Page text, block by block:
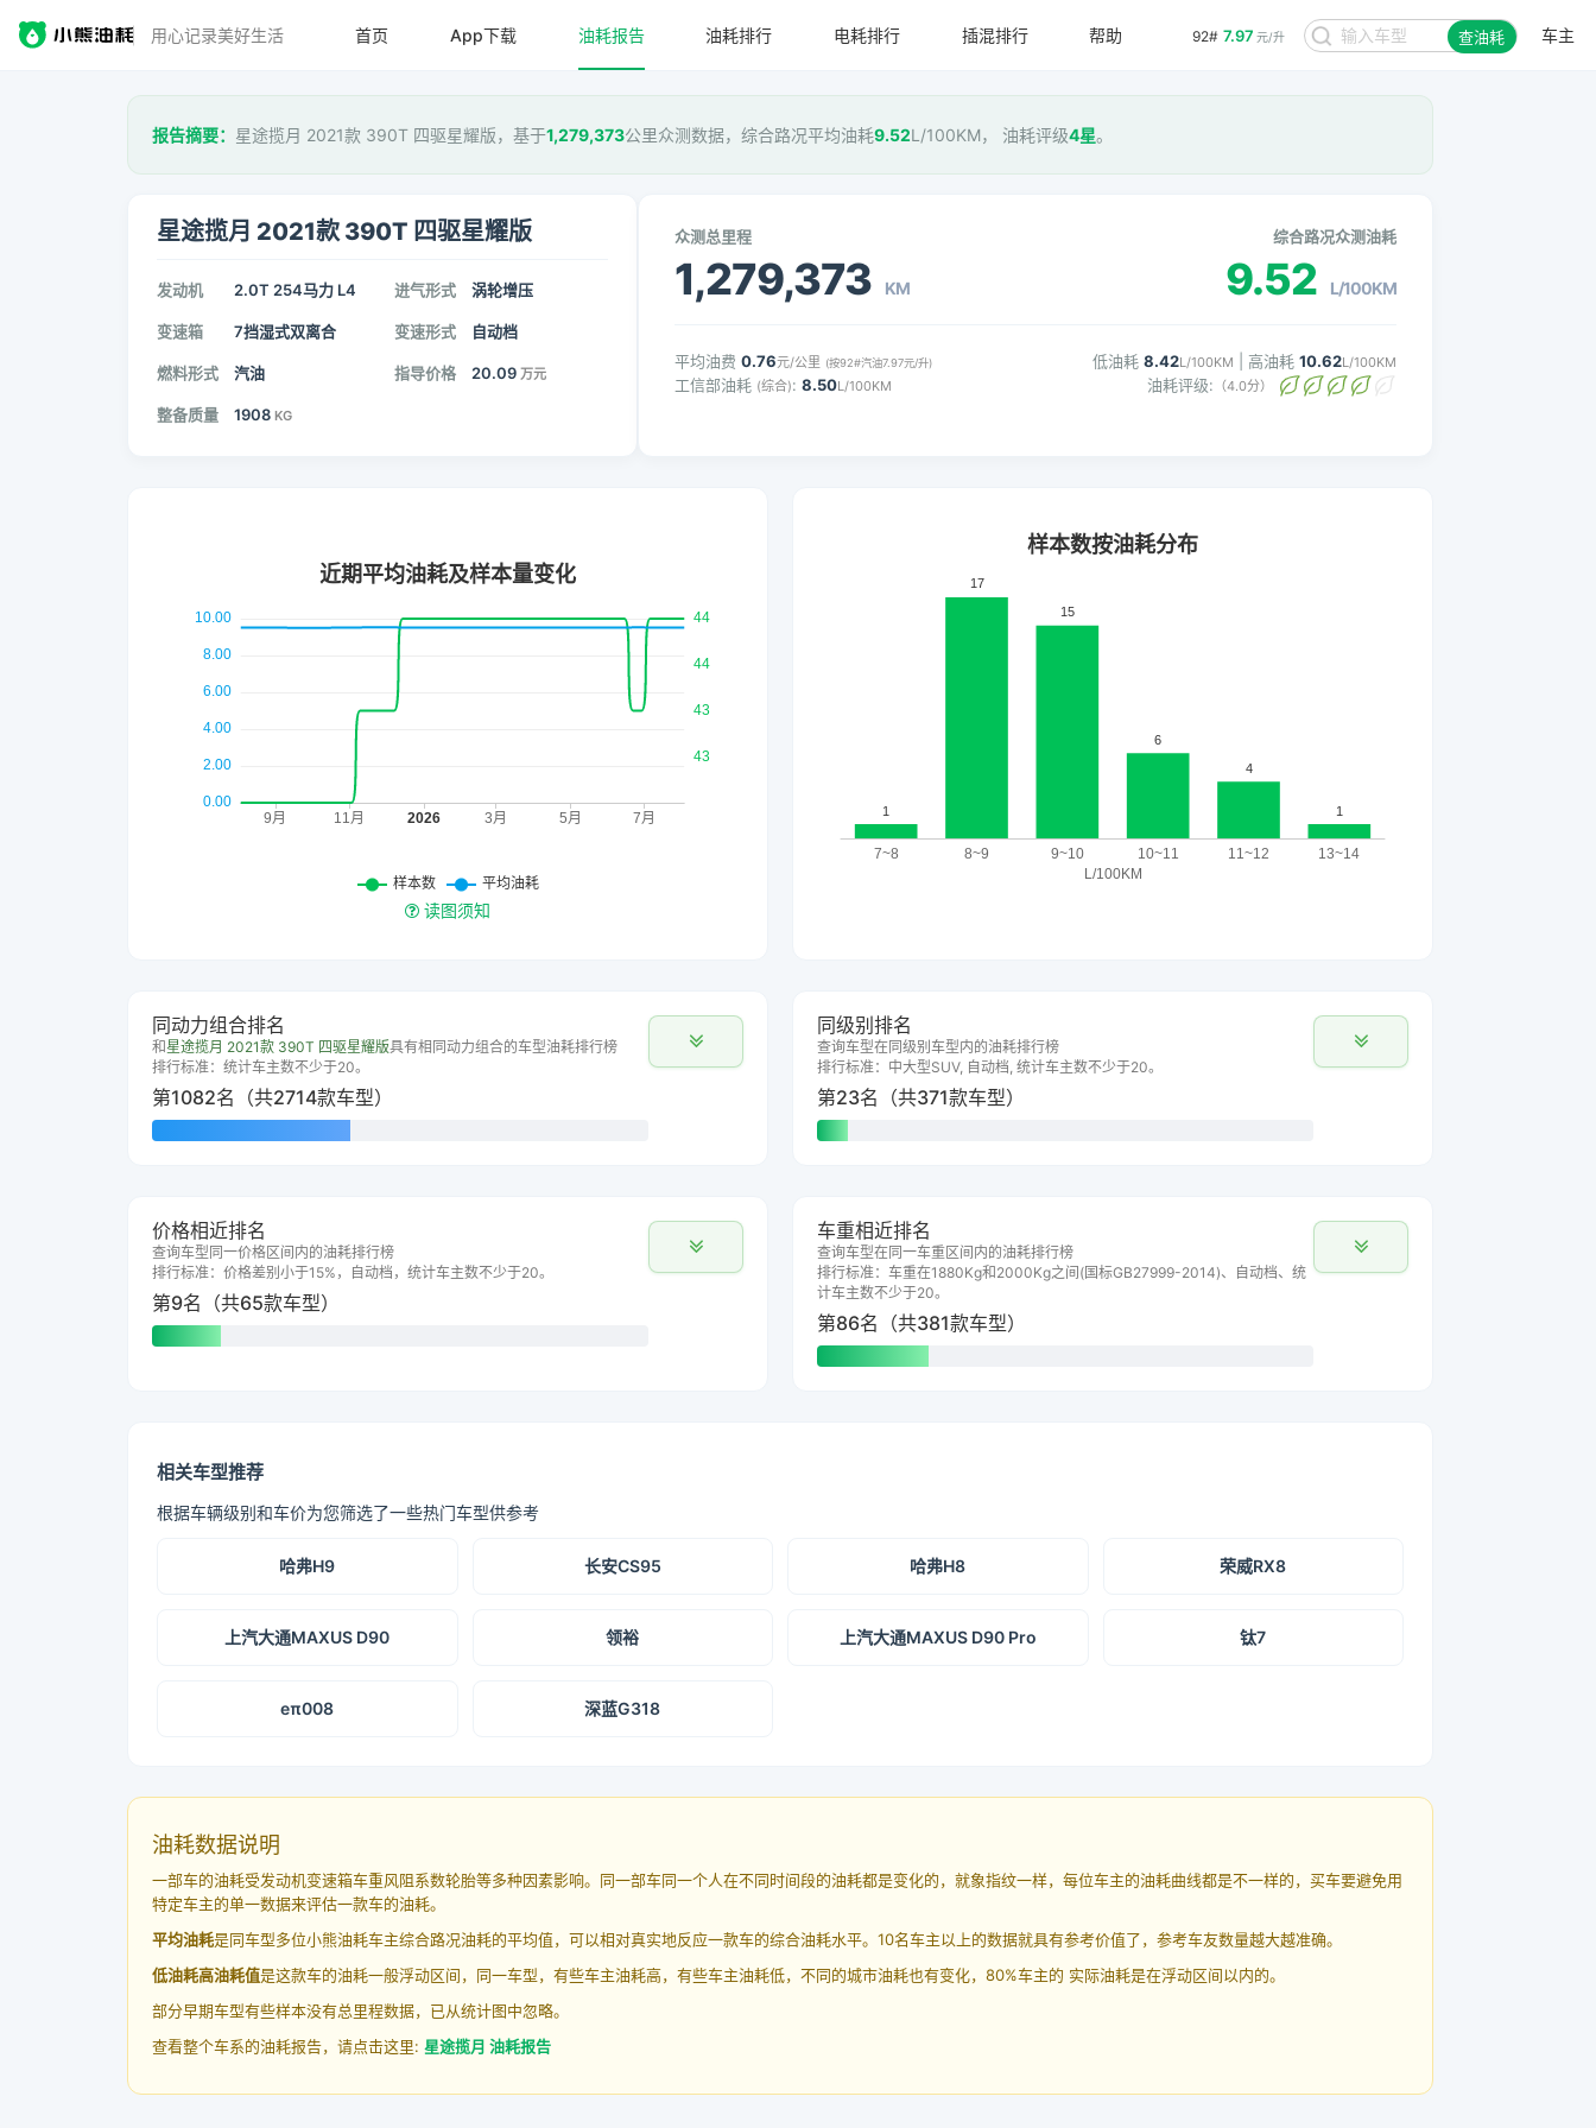
用心记录美好生活 92# 7.97 元/升 查油耗 车主
首页 App下载 油耗报告 油耗排行 电耗排行 插混排行 帮助
报告摘要： 星途揽月 2021款 390T 四驱星耀版，基于1,279,373公里众测数据，综合路况平均油耗9.52L/100KM， 油耗评级4星。
星途揽月 2021款 390T 四驱星耀版
发动机 2.0T 254马力 L4 进气形式 涡轮增压
变速箱 7挡湿式双离合 变速形式 自动档
燃料形式 汽油 指导价格 20.09 万元
整备质量 1908 KG
众测总里程
1,279,373 KM
综合路况众测油耗
9.52 L/100KM
平均油费 0.76元/公里 (按92#汽油7.97元/升)
工信部油耗 (综合): 8.50L/100KM
低油耗 8.42L/100KM | 高油耗 10.62L/100KM
油耗评级: （4.0分）
读图须知
同动力组合排名
和星途揽月 2021款 390T 四驱星耀版具有相同动力组合的车型油耗排行榜
排行标准：统计车主数不少于20。
第1082名（共2714款车型）
同级别排名
查询车型在同级别车型内的油耗排行榜
排行标准：中大型SUV, 自动档, 统计车主数不少于20。
第23名（共371款车型）
价格相近排名
查询车型同一价格区间内的油耗排行榜
排行标准：价格差别小于15%，自动档，统计车主数不少于20。
第9名（共65款车型）
车重相近排名
查询车型在同一车重区间内的油耗排行榜
排行标准：车重在1880Kg和2000Kg之间(国标GB27999-2014)、自动档、统
计车主数不少于20。
第86名（共381款车型）
相关车型推荐
根据车辆级别和车价为您筛选了一些热门车型供参考
哈弗H9 长安CS95 哈弗H8 荣威RX8
上汽大通MAXUS D90 领裕 上汽大通MAXUS D90 Pro 钛7
eπ008 深蓝G318
油耗数据说明
一部车的油耗受发动机变速箱车重风阻系数轮胎等多种因素影响。同一部车同一个人在不同时间段的油耗都是变化的，就象指纹一样，每位车主的油耗曲线都是不一样的，买车要避免用
特定车主的单一数据来评估一款车的油耗。
平均油耗是同车型多位小熊油耗车主综合路况油耗的平均值，可以相对真实地反应一款车的综合油耗水平。10名车主以上的数据就具有参考价值了，参考车友数量越大越准确。
低油耗高油耗值是这款车的油耗一般浮动区间，同一车型，有些车主油耗高，有些车主油耗低，不同的城市油耗也有变化，80%车主的 实际油耗是在浮动区间以内的。
部分早期车型有些样本没有总里程数据，已从统计图中忽略。
查看整个车系的油耗报告，请点击这里: 星途揽月 油耗报告